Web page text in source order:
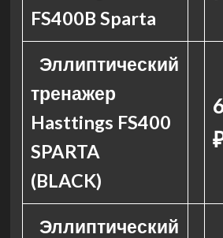
FS400B Sparta
Эллиптический
тренажер
Hasttings FS400
SPARTA
(BLACK)
Эллиптический